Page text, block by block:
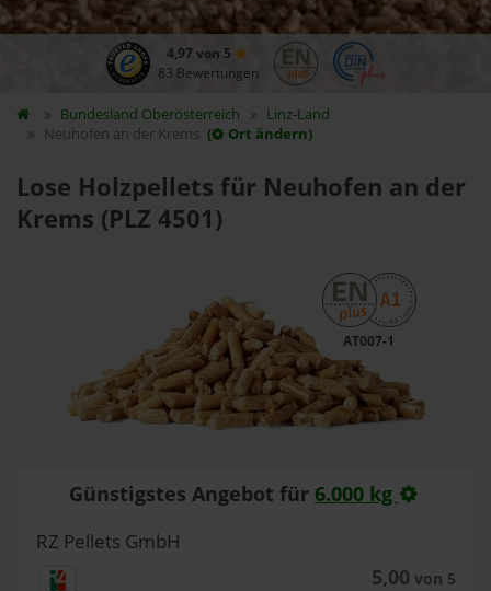
4,97 von 5
83 Bewertungen
Bundesland Oberösterreich
Linz-Land
Neuhofen an der Krems ( Ort ändern)
Lose Holzpellets für Neuhofen an der
Krems (PLZ 4501)
AT007-1
Günstigstes Angebot für 6.000 kg
RZ Pellets GmbH
5,00 von 5